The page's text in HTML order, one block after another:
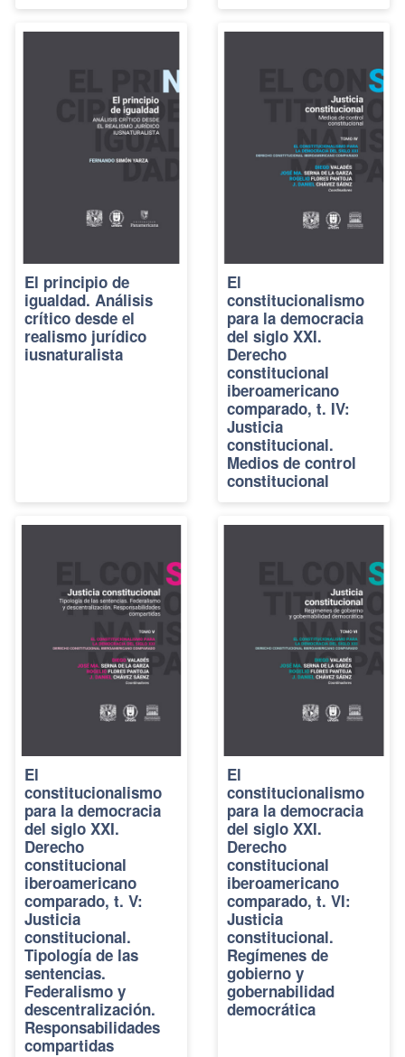
El principio de
igualdad. Análisis
crítico desde el
realismo jurídico
iusnaturalista
El
constitucionalismo
para la democracia
del siglo XXI.
Derecho
constitucional
iberoamericano
comparado, t. IV:
Justicia
constitucional.
Medios de control
constitucional
El
constitucionalismo
para la democracia
del siglo XXI.
Derecho
constitucional
iberoamericano
comparado, t. V:
Justicia
constitucional.
Tipología de las
sentencias.
Federalismo y
descentralización.
Responsabilidades
compartidas
El
constitucionalismo
para la democracia
del siglo XXI.
Derecho
constitucional
iberoamericano
comparado, t. VI:
Justicia
constitucional.
Regímenes de
gobierno y
gobernabilidad
democrática